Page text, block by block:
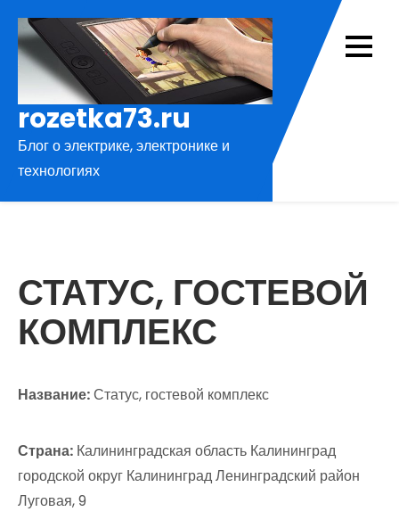
содержимому
rozetka73.ru
Блог о электрике, электронике и
технологиях
СТАТУС, ГОСТЕВОЙ
КОМПЛЕКС
Название:Статус, гостевой комплекс
Страна: Калининградская область Калининград
городской округ Калининград Ленинградский район
Луговая, 9